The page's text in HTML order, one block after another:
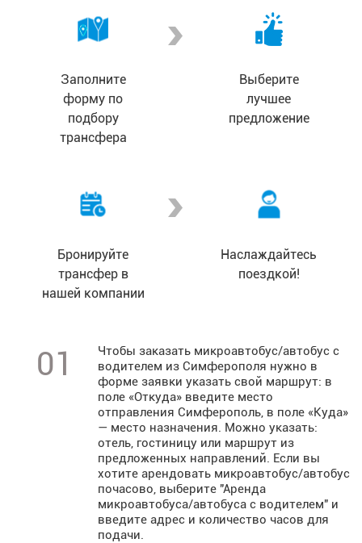
Заполните
форму по
подбору
трансфера
Выберите
лучшее
предложение
Бронируйте
трансфер в
нашей компании
Наслаждайтесь
поездкой!
01
Чтобы заказать микроавтобус/автобус с
водителем из Симферополя нужно в
форме заявки указать свой маршрут: в
поле «Откуда» введите место
отправления Симферополь, в поле «Куда»
— место назначения. Можно указать:
отель, гостиницу или маршрут из
предложенных направлений. Если вы
хотите арендовать микроавтобус/автобус
почасово, выберите "Аренда
микроавтобуса/автобуса с водителем" и
введите адрес и количество часов для
подачи.